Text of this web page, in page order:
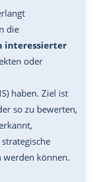
die
interessierter
oder
haben. Ziel ist
so zu bewerten,
werden können.